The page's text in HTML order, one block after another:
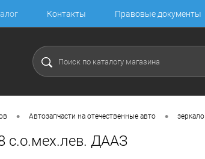
Контакты Правовые документы
• Автозапчасти на отечественные авто • зеркало
с.о.мех.лев. ДААЗ